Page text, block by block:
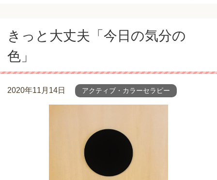
きっと大丈夫「今日の気分の
色」
2020年11月14日 アクティブ・カラーセラピー